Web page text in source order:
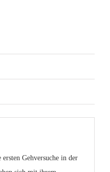
Gehversuche in der